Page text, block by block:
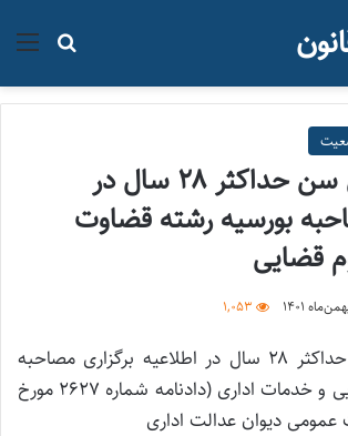
جستجو
ابطال تعیین سن حداکثر ۲۸ سال در
بورسیه رشته قضاوت
قضایی
1,053
ابطال تعیین سن حداکثر ۲۸ سال در اطلاعیه برگزاری مصاحبه
دانشگاه علوم قضایی و خدمات اداری (دادنامه شماره ۲۶۲۷ مورخ